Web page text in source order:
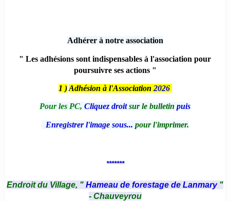
Adhérer à notre association
" Les adhésions sont indispensables à l'association pour
poursuivre ses actions "
1 ) Adhésion à l'Association 2026
Pour les PC, Cliquez droitsur le bulletin puis
Enregistrer l'image sous... pour l'imprimer.
*******
Endroit du Village, " Hameau de forestage de Lanmary "
- Chauveyrou